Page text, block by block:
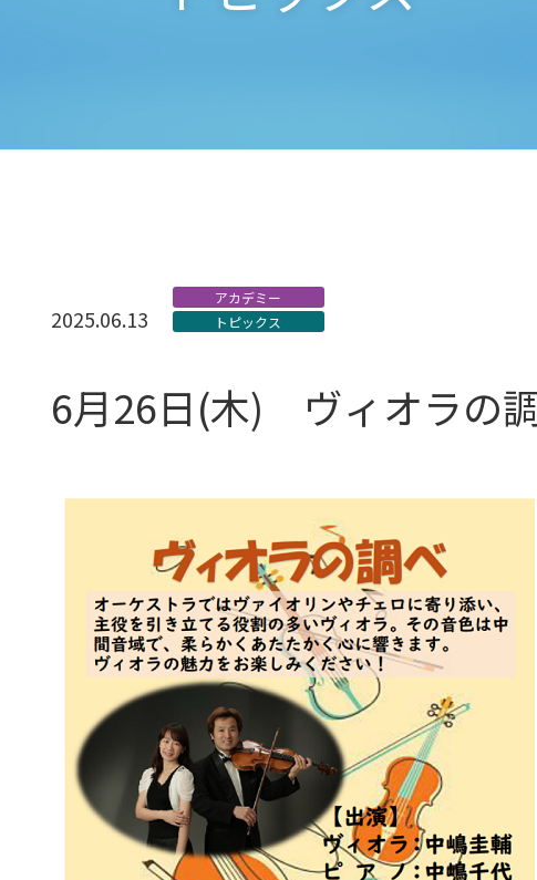
2025.06.13
アカデミー
トピックス
6月26日(木) ヴィオラの